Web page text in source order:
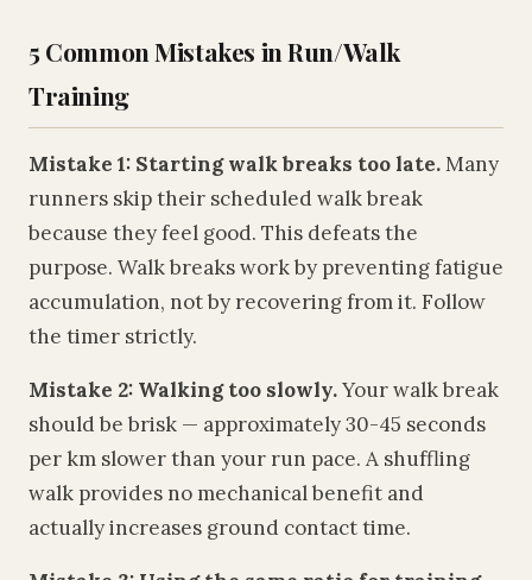
5 Common Mistakes in Run/Walk
Training
Mistake 1: Starting walk breaks too late.Many
runners skip their scheduled walk break
because they feel good. This defeats the
purpose. Walk breaks work by preventing fatigue
accumulation, not by recovering from it. Follow
the timer strictly.
Mistake 2: Walking too slowly.Your walk break
should be brisk — approximately 30-45 seconds
per km slower than your run pace. A shuffling
walk provides no mechanical benefit and
actually increases ground contact time.